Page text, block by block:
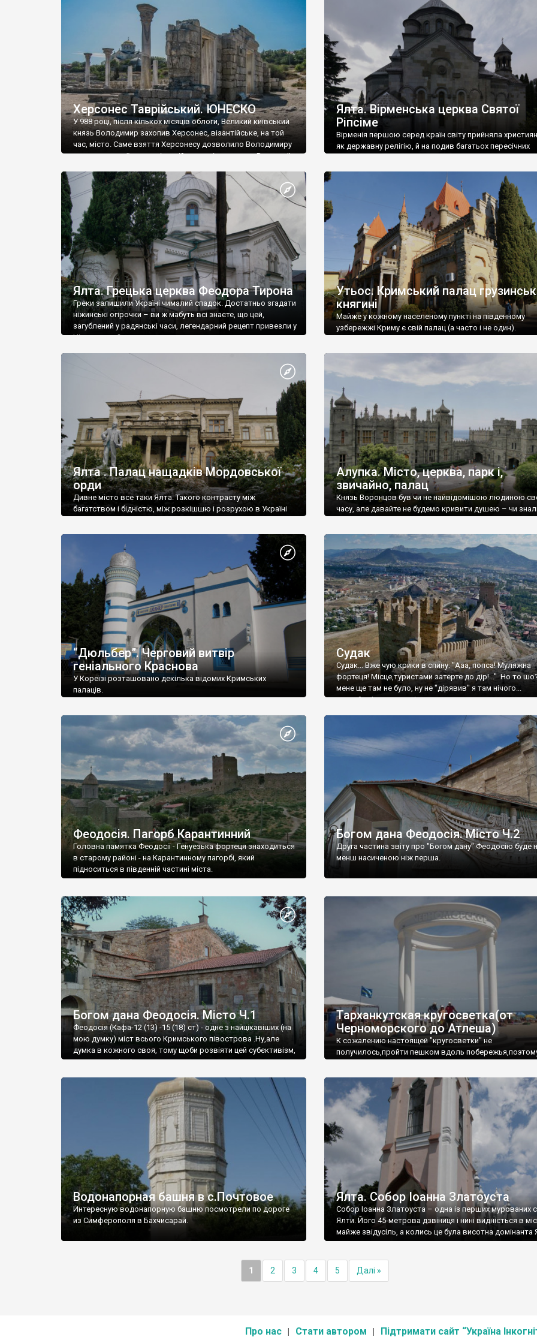
візантійської доби. Раритети викрадені з фондів об’єкту
культурної спадщини ЮНЕСКО «Херсонеса Таврійського».
Офіційно – на виставку «Золото Візантії», але експерти та
влада в Україні вважають це лише […]
називаються «повстяками» (postaki)…” “Вино. Крим
виробляє відмінне вино і його вдосталь: воно все
легке біле і дуже […]
Херсонес Таврійський. ЮНЕСКО
У 988 році, після кількох місяців облоги, Великий київський
князь Володимир захопив Херсонес, візантійське, на той
час, місто. Саме взяття Херсонесу дозволило Володимиру
диктувати свої умови візантійському імператору Василю ІІ,
Херсонесі Володимир-язичник, став Василем-
християнином. А потім було Хрещення Русі. На честь
Херсонесу Таврійського названо місто […]
Ялта. Вірменська церква Святої
Ріпсіме
Вірменія першою серед країн світу прийняла
як державну релігію, й на подив багатьох пересічних
Ялта. Грецька церква Феодора Тирона
Греки залишили Україні чималий спадок. Достатньо згадати
ніжинські огірочки – ви ж мабуть всі знаєте, що цей,
загублений у радянські часи, легендарний рецепт привезли у
Ніжин греки?
Утьос. Кримський палац
княгині
Майже у кожному населеному пункті на південному
узбережжі Криму є свій палац (а часто і не один).
Ялта . Палац нащадків Мордовської
орди
Дивне місто все таки Ялта. Такого контрасту між
багатством і бідністю, між розкішшю і розрухою в Україні
Алупка. Місто, церква, парк і,
звичайно, палац
Князь Воронцов був чи не найвідомішою людиною
часу, але давайте не будемо кривити душею – чи
“Дюльбер”. Черговий витвір
геніального Краснова
У Кореїзі розташовано декілька відомих Кримських
палаців.
Судак
Судак... Вже чую крики в спину: "Ааа, попса! Муляжна
фортеця! Місце,туристами затерте до дір!..." Но то
мене ще там не було, ну не "дірявив" я там нічого...
принаймні до цього літа.
Феодосія. Пагорб Карантинний
Головна памятка Феодосії - Генуезька фортеця знаходиться
в старому районі - на Карантинному пагорбі, який
підноситься в південній частині міста.
Богом дана Феодосія. Місто Ч.2
Друга частина звіту про "Богом дану" Феодосію буде
менш насиченою ніж перша.
Богом дана Феодосія. Місто Ч.1
Феодосія (Кафа-12 (13) -15 (18) ст) - одне з найцікавіших (на
мою думку) міст всього Кримського півострова .Ну,але
думка в кожного своя, тому щоби розвіяти цей субєктивізм,
запрошую відвідати це
Тарханкутская кругосветка(от
Черноморского до Атлеша)
К сожалению настоящей "кругосветки" не
получилось,пройти пешком вдоль
Водонапорная башня в с.Почтовое
Интересную водонапорную башню посмотрели по дороге
из Симферополя в Бахчисарай.
Ялта. Собор Іоанна Златоуста
Собор Іоанна Златоуста – одна із перших мурованих
Ялти. Його 45-метрова дзвіниця і нині видніється в
майже звідусіль, а колись це була висотна домінанта
1 2 3 4 5 Далі »
Про нас Стати автором Підтримати сайт “Україна